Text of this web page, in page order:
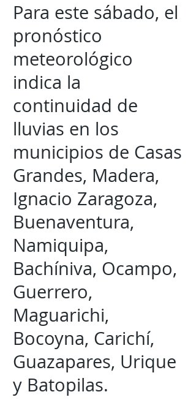
Para este sábado, el
pronóstico
meteorológico
indica la
continuidad de
lluvias en los
municipios de Casas
Grandes, Madera,
Ignacio Zaragoza,
Buenaventura,
Namiquipa,
Bachíniva, Ocampo,
Guerrero,
Maguarichi,
Bocoyna, Carichí,
Guazapares, Urique
y Batopilas.